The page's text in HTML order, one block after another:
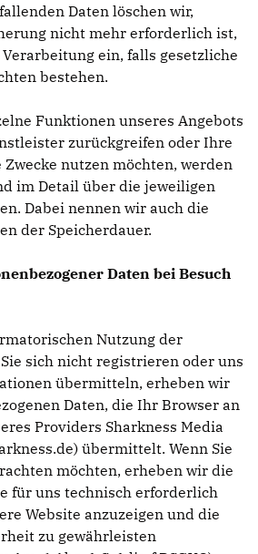
Daten löschen wir,
nicht mehr erforderlich ist,
ein, falls gesetzliche
bestehen.
Funktionen unseres Angebots
zurückgreifen oder Ihre
nutzen möchten, werden
im Detail über die jeweiligen
Dabei nennen wir auch die
der Speicherdauer.
Daten bei Besuch
Nutzung der
sich nicht registrieren oder uns
übermitteln, erheben wir
Daten, die Ihr Browser an
Providers Sharkness Media
übermittelt. Wenn Sie
möchten, erheben wir die
für uns technisch erforderlich
Website anzuzeigen und die
zu gewährleisten